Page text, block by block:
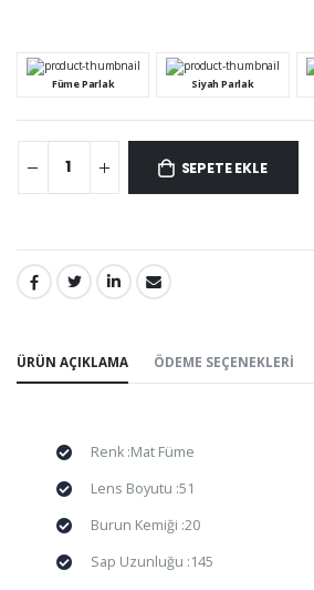
Füme Parlak Siyah Parlak
SEPETE EKLE
PAYLAŞ:
ÜRÜN AÇIKLAMA ÖDEME SEÇENEKLERI
Renk :Mat Füme
Lens Boyutu :51
Burun Kemiği :20
Sap Uzunluğu :145